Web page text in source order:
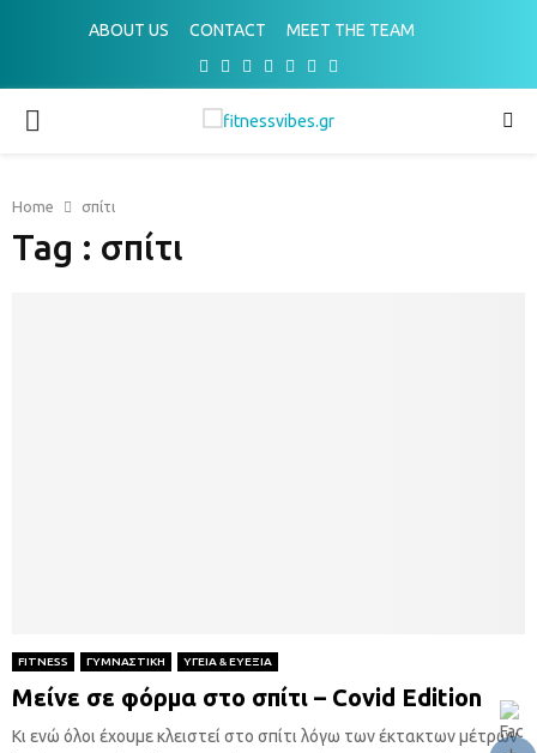
ABOUT US CONTACT
MEET THE TEAM
Facebook
TwitterInstagram
Pinterest
Youtube
Email
PRIMARY
Home σπίτι
Tag : σπίτι
FITNESS ΓΥΜΝΑΣΤΙΚΗ ΥΓΕΙΑ & ΕΥΕΞΙΑ
Μείνε σε φόρμα στο σπίτι – Covid Edition
Κι ενώ όλοι έχουμε κλειστεί στο σπίτι λόγω των έκτακτων μέτρων